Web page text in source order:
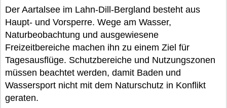
Der Aartalsee im Lahn-Dill-Bergland besteht aus
Haupt- und Vorsperre. Wege am Wasser,
Naturbeobachtung und ausgewiesene
Freizeitbereiche machen ihn zu einem Ziel für
Tagesausflüge. Schutzbereiche und Nutzungszonen
müssen beachtet werden, damit Baden und
Wassersport nicht mit dem Naturschutz in Konflikt
geraten.